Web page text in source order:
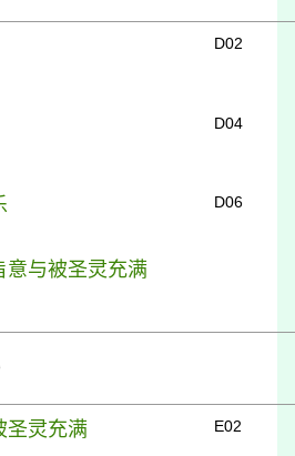
D02
D04
D06
意与被圣灵充满
圣灵充满 E02